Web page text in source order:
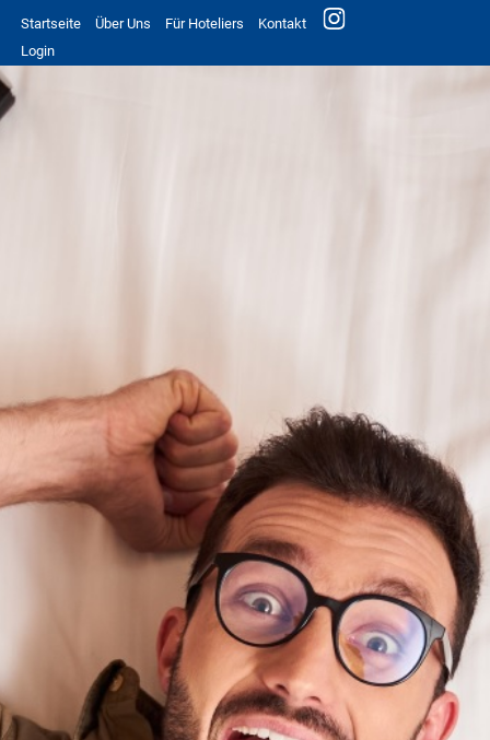
Startseite Über Uns Für Hoteliers
Kontakt
Login